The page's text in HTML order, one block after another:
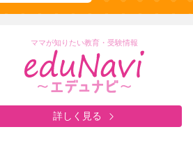
ママが知りたい教育・受験情報
詳しく見る